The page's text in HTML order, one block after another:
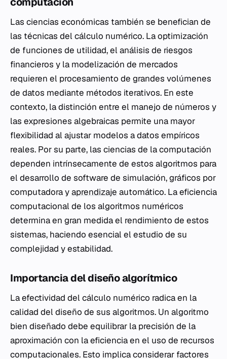
Las ciencias económicas también se benefician de
las técnicas del cálculo numérico. La optimización
de funciones de utilidad, el análisis de riesgos
financieros y la modelización de mercados
requieren el procesamiento de grandes volúmenes
de datos mediante métodos iterativos. En este
contexto, la distinción entre el manejo de números y
las expresiones algebraicas permite una mayor
flexibilidad al ajustar modelos a datos empíricos
reales. Por su parte, las ciencias de la computación
dependen intrínsecamente de estos algoritmos para
el desarrollo de software de simulación, gráficos por
computadora yaprendizaje automático. La eficiencia
computacional de los algoritmos numéricos
determina en gran medida el rendimiento de estos
sistemas, haciendo esencial el estudio de su
complejidad y estabilidad.
Importancia del diseño algorítmico
La efectividad del cálculo numérico radica en la
calidad del diseño de sus algoritmos. Un algoritmo
bien diseñado debe equilibrar la precisión de la
aproximación con la eficiencia en el uso de recursos
computacionales. Esto implica considerar factores